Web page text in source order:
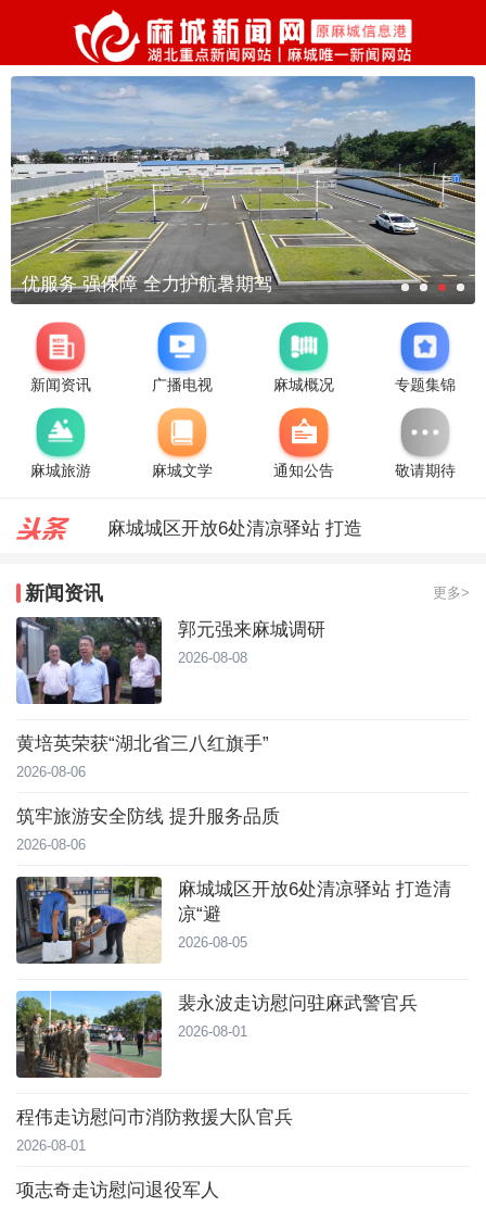
优服务 强保障 全力护航暑期驾
新闻资讯 广播电视 麻城概况 专题集锦
麻城旅游 麻城文学 通知公告 敬请期待
麻城城区开放6处清凉驿站 打造
台风靠近！直冲40℃，黄冈高温预
新闻资讯 更多>
郭元强来麻城调研
2026-08-08
黄培英荣获“湖北省三八红旗手”
2026-08-06
筑牢旅游安全防线 提升服务品质
2026-08-06
麻城城区开放6处清凉驿站 打造清
凉“避
2026-08-05
裴永波走访慰问驻麻武警官兵
2026-08-01
程伟走访慰问市消防救援大队官兵
2026-08-01
项志奇走访慰问退役军人